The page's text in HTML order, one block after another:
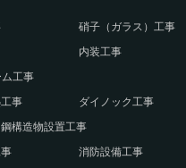
硝子（ガラス）工事
内装工事
ム工事
事
ダイノック工事
構造物設置工事
消防設備工事